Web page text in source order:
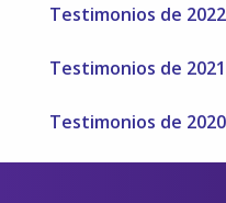
Testimonios de 2022
Testimonios de 2021
Testimonios de 2020